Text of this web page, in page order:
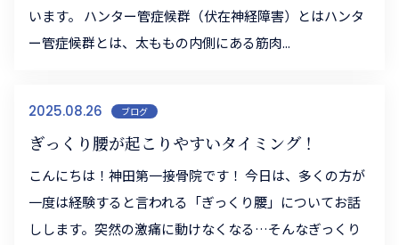
います。 ハンター管症候群（伏在神経障害）とはハンタ
ー管症候群とは、太ももの内側にある筋肉...
2025.08.26 ブログ
ぎっくり腰が起こりやすいタイミング！
こんにちは！神田第一接骨院です！ 今日は、多くの方が
一度は経験すると言われる「ぎっくり腰」についてお話
しします。突然の激痛に動けなくなる…そんなぎっくり